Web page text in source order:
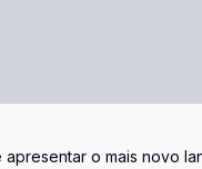
o mais novo